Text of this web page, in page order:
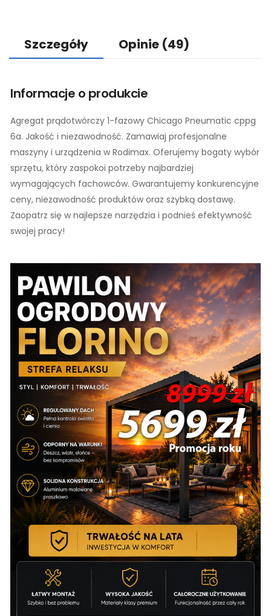
Szczegóły Opinie (49)
Informacje o produkcie
Agregat prądotwórczy 1-fazowy Chicago Pneumatic cppg
6a. Jakość i niezawodność. Zamawiaj profesjonalne
maszyny i urządzenia w Rodimax. Oferujemy bogaty wybór
sprzętu, który zaspokoi potrzeby najbardziej
wymagających fachowców. Gwarantujemy konkurencyjne
ceny, niezawodność produktów oraz szybką dostawę.
Zaopatrz się w najlepsze narzędzia i podnieś efektywność
swojej pracy!